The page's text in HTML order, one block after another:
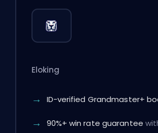
Eloking
ID-verified Grandmaster+
90%+ win rate guarantee